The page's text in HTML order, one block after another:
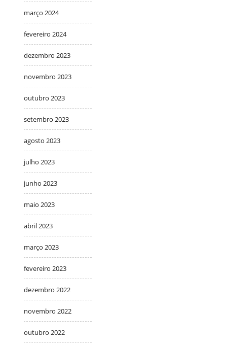
março 2024
fevereiro 2024
dezembro 2023
novembro 2023
outubro 2023
setembro 2023
agosto 2023
julho 2023
junho 2023
maio 2023
abril 2023
março 2023
fevereiro 2023
dezembro 2022
novembro 2022
outubro 2022